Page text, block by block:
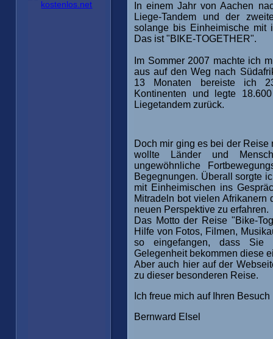
In einem Jahr von Aachen
Liege-Tandem und der
solange bis Einheimische mit
Das ist "BIKE-TOGETHER".
Im Sommer 2007 machte ich
aus auf den Weg nach
13 Monaten bereiste ich
Kontinenten und legte
Liegetandem zurück.
Doch mir ging es bei der
wollte Länder und
ungewöhnliche
Begegnungen. Überall sorgte
mit Einheimischen ins
Mitradeln bot vielen
neuen Perspektive zu erfahren.
Das Motto der Reise "Bike-
Hilfe von Fotos, Filmen,
so eingefangen, dass Sie
Gelegenheit bekommen diese
Aber auch hier auf der
zu dieser besonderen Reise.
Ich freue mich auf Ihren Besuch
Bernward Elsel